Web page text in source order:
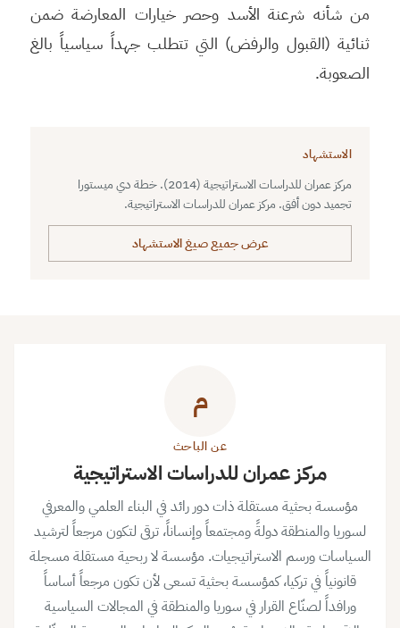
من شأنه شرعنة الأسد وحصر خيارات المعارضة ضمن
ثنائية (القبول والرفض) التي تتطلب جهداً سياسياً بالغ
الصعوبة.
الاستشهاد
مركز عمران للدراسات الاستراتيجية (2014). خطة دي ميستورا
تجميد دون أفق. مركز عمران للدراسات الاستراتيجية.
عرض جميع صيغ الاستشهاد
م
عن الباحث
مركز عمران للدراسات الاستراتيجية
مؤسسة بحثية مستقلة ذات دور رائد في البناء العلمي والمعرفي
لسوريا والمنطقة دولةً ومجتمعاً وإنساناً، ترقى لتكون مرجعاً لترشيد
السياسات ورسم الاستراتيجيات. مؤسسة لا ربحية مستقلة مسجلة
قانونياً في تركيا، كمؤسسة بحثية تسعى لأن تكون مرجعاً أساساً
ورافداً لصنّاع القرار في سوريا والمنطقة في المجالات السياسية